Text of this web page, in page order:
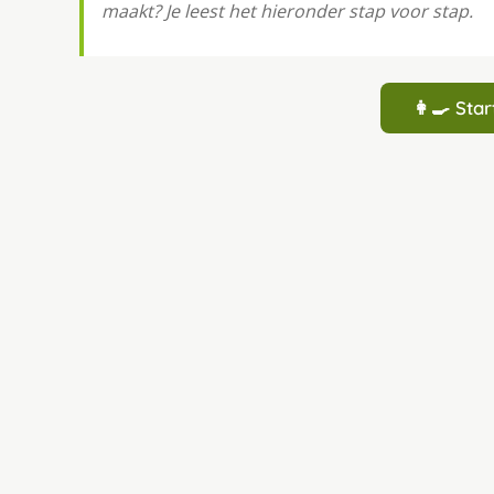
maakt? Je leest het hieronder stap voor stap.
👩‍🍳